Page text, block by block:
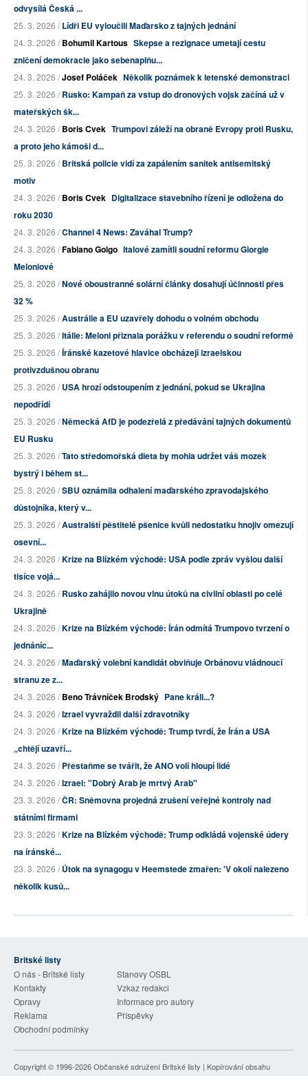
odvysílá Česká ...
25. 3. 2026 /Lídři EU vyloučili Maďarsko z tajných jednání
24. 3. 2026 /Bohumil Kartous Skepse a rezignace umetají cestu
zničení demokracie jako sebenaplňu...
24. 3. 2026 /Josef Poláček Několik poznámek k letenské demonstraci
25. 3. 2026 /Rusko: Kampaň za vstup do dronových vojsk začíná už v
mateřských šk...
24. 3. 2026 /Boris Cvek Trumpovi záleží na obraně Evropy proti Rusku,
a proto jeho kámoši d...
25. 3. 2026 /Britská policie vidí za zapálením sanitek antisemitský
motiv
24. 3. 2026 /Boris Cvek Digitalizace stavebního řízení je odložena do
roku 2030
24. 3. 2026 /Channel 4 News: Zaváhal Trump?
24. 3. 2026 /Fabiano Golgo Italové zamítli soudní reformu Giorgie
Meloniové
25. 3. 2026 /Nové oboustranné solární články dosahují účinnosti přes
32 %
25. 3. 2026 /Austrálie a EU uzavřely dohodu o volném obchodu
25. 3. 2026 /Itálie: Meloni přiznala porážku v referendu o soudní reformě
25. 3. 2026 /Íránské kazetové hlavice obcházejí izraelskou
protivzdušnou obranu
25. 3. 2026 /USA hrozí odstoupením z jednání, pokud se Ukrajina
nepodřídí
25. 3. 2026 /Německá AfD je podezřelá z předávání tajných dokumentů
EU Rusku
25. 3. 2026 /Tato středomořská dieta by mohla udržet váš mozek
bystrý i během st...
25. 3. 2026 /SBU oznámila odhalení maďarského zpravodajského
důstojníka, který v...
25. 3. 2026 /Australští pěstitelé pšenice kvůli nedostatku hnojiv omezují
osevní...
24. 3. 2026 /Krize na Blízkém východě: USA podle zpráv vyšlou další
tisíce vojá...
24. 3. 2026 /Rusko zahájilo novou vlnu útoků na civilní oblasti po celé
Ukrajině
24. 3. 2026 /Krize na Blízkém východě: Írán odmítá Trumpovo tvrzení o
jednáníc...
24. 3. 2026 /Maďarský volební kandidát obviňuje Orbánovu vládnoucí
stranu ze z...
24. 3. 2026 /Beno Trávníček Brodský Pane králi...?
24. 3. 2026 /Izrael vyvraždil další zdravotníky
24. 3. 2026 /Krize na Blízkém východě: Trump tvrdí, že Írán a USA
„chtějí uzavří...
24. 3. 2026 /Přestaňme se tvářit, že ANO volí hloupí lidé
24. 3. 2026 /Izrael: "Dobrý Arab je mrtvý Arab"
23. 3. 2026 /ČR: Sněmovna projedná zrušení veřejné kontroly nad
státními firmami
23. 3. 2026 /Krize na Blízkém východě: Trump odkládá vojenské údery
na íránské...
23. 3. 2026 /Útok na synagogu v Heemstede zmařen: 'V okolí nalezeno
několik kusů...
Britské listy
O nás - Britské listy
Stanovy OSBL
Kontakty
Vzkaz redakci
Opravy
Informace pro autory
Reklama
Příspěvky
Obchodní podmínky
Copyright © 1996-2026Občanské sdružení Britské listy | Kopírování obsahu